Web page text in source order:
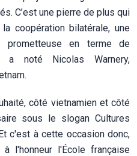
C’est une pierre de plus qui
coopération bilatérale, une
prometteuse en terme de
noté Nicolas Warnery,
côté vietnamien et côté
sous le slogan Cultures
c'est à cette occasion donc,
à l'honneur l'École française